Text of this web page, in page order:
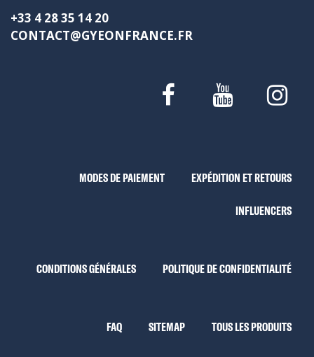
+33 4 28 35 14 20
CONTACT@GYEONFRANCE.FR
MODES DE PAIEMENT EXPÉDITION ET RETOURS
INFLUENCERS
CONDITIONS GÉNÉRALES POLITIQUE DE CONFIDENTIALITÉ
FAQ SITEMAP TOUS LES PRODUITS